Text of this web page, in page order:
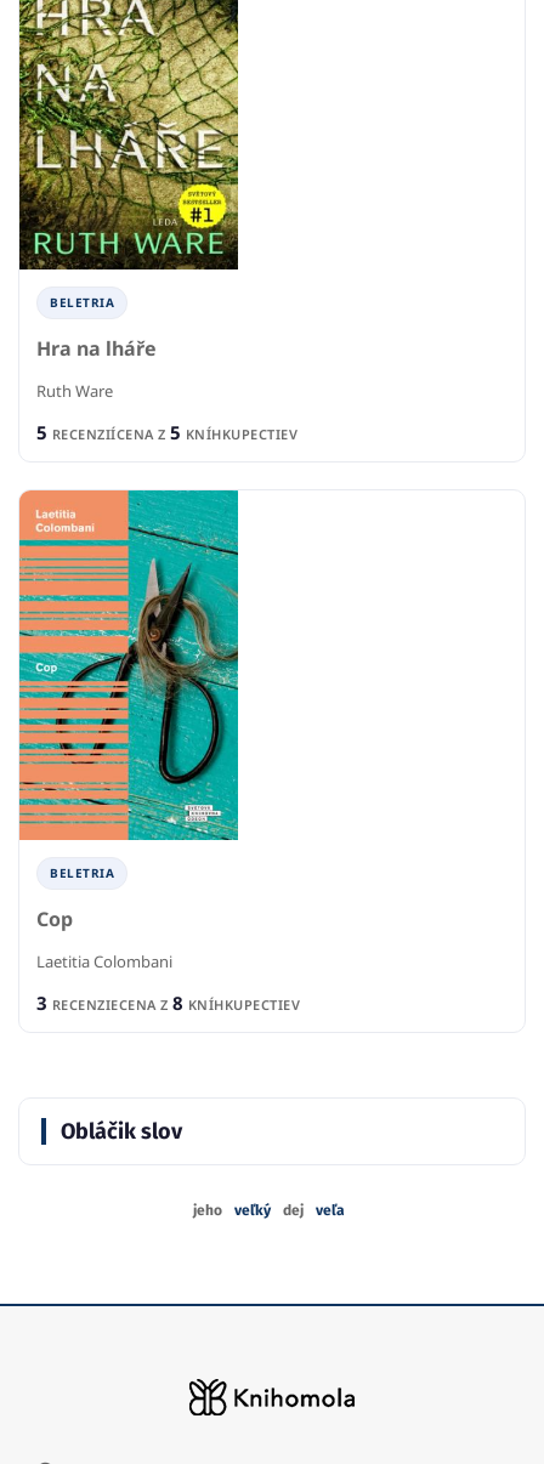
BELETRIA
Hra na lháře
Ruth Ware
5 RECENZIÍCENA Z 5 KNÍHKUPECTIEV
BELETRIA
Cop
Laetitia Colombani
3 RECENZIECENA Z 8 KNÍHKUPECTIEV
Obláčik slov
jeho veľký dej veľa